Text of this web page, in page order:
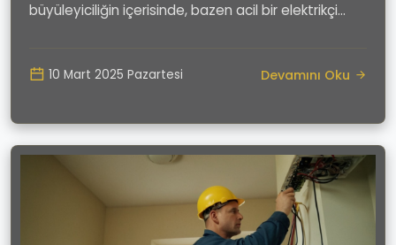
büyüleyiciliğin içerisinde, bazen acil bir elektrikçi
10 Mart 2025 Pazartesi Devamını Oku